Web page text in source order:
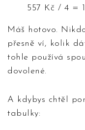
557 Kč / 4 =
Máš hotovo.
přesně ví, kolik
tohle používá
dovolené.
A kdybys chtěl
tabulky: